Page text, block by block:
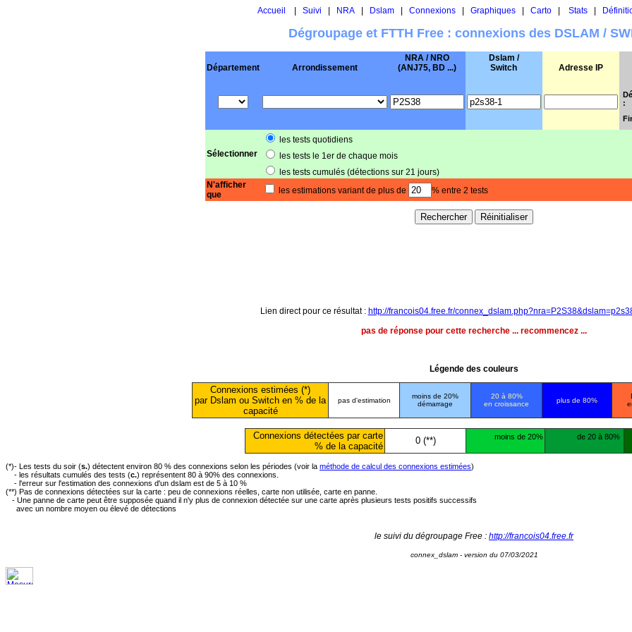
Accueil Suivi NRA| Dslam| Connexions| Graphiques| Carto| Stats|
Dégroupage et FTTH Free : connexions des DSLAM /
Département Arrondissement
NRA / NRO
(ANJ75, BD ...)
Dslam /
Switch
Adresse IP
:
Sélectionner
les tests quotidiens
les tests le 1er de chaque mois
les tests cumulés (détections sur 21 jours)
N'afficher
que
les estimations variant de plus de % entre 2 tests
Lien direct pour ce résultat : http://francois04.free.fr/
pas de réponse pour cette recherche ... recommencez ...
Légende des couleurs
Connexions estimées (*)
par Dslam ou Switch en % de la
capacité
pas d'estimation
moins de 20%
démarrage
20 à 80%
en croissance
plus de 80%
Connexions détectées par carte
% de la capacité
0 (**) moins de 20% de 20 à 80%
(*)- Les tests du soir (s.) détectent environ 80 % des connexions selon les périodes (voir la méthode de calcul des connexions estimées)
- les résultats cumulés des tests (c.) représentent 80 à 90% des connexions.
- l'erreur sur l'estimation des connexions d'un dslam est de 5 à 10 %
(**) Pas de connexions détectées sur la carte : peu de connexions réelles, carte non utilisée, carte en panne.
- Une panne de carte peut être supposée quand il n'y plus de connexion détectée sur une carte après plusieurs tests positifs successifs
avec un nombre moyen ou élevé de détections
le suivi du dégroupage Free : http://francois04.free.fr
connex_dslam - version du 07/03/2021